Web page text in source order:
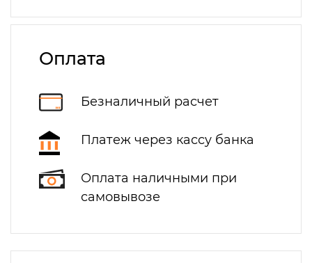
Оплата
Безналичный расчет
Платеж через кассу банка
Оплата наличными при
самовывозе